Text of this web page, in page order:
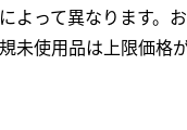
よって異なります。
未使用品は上限価格